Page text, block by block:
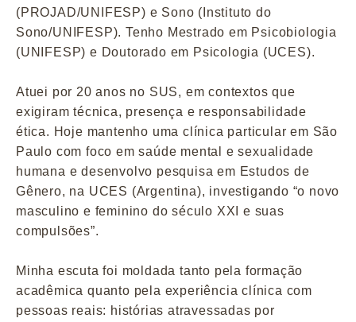
(PROJAD/UNIFESP) e Sono (Instituto do
Sono/UNIFESP). Tenho Mestrado em Psicobiologia
(UNIFESP) e Doutorado em Psicologia (UCES).
Atuei por 20 anos no SUS, em contextos que
exigiram técnica, presença e responsabilidade
ética. Hoje mantenho uma clínica particular em São
Paulo com foco em saúde mental e sexualidade
humana e desenvolvo pesquisa em Estudos de
Gênero, na UCES (Argentina), investigando “o novo
masculino e feminino do século XXI e suas
compulsões”.
Minha escuta foi moldada tanto pela formação
acadêmica quanto pela experiência clínica com
pessoas reais: histórias atravessadas por